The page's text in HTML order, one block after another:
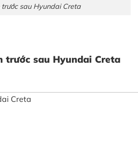
trước sau Hyundai Creta
trước sau Hyundai Creta